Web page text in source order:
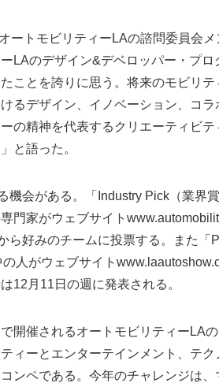
ートモビリティーLAの諮問委員会メ
LAのデザイン&デベロッパー・プロ
ことを誇りに思う。将来のモビリテ
るデザイン、イノベーション、コラ
の精神を代表するクリエーティビテ
と語った。
機会がある。「Industry Pick（業界
門家がウェブサイト
好みのチームに投票する。また「
人がウェブサイト
12月11日の週に発表される。
開催されるオートモビリティーLA
ィーとエンターテインメント、テク
ンペである。今年のチャレンジは、